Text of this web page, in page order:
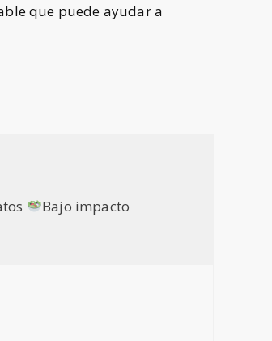
que puede ayudar a
Bajo impacto